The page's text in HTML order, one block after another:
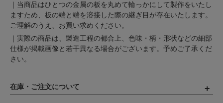
｜当商品はひとつの金属の板を丸めて輪っかにして製作をいたし
ますため、板の端と端を溶接した際の継ぎ目が存在いたします。
ご理解のうえ、お買い求めください。
｜実際の商品は、製造工程の都合上、色味・柄・形状などの細部
仕様が掲載画像と若干異なる場合がございます。予めご了承くだ
さい。
在庫・ご注文について